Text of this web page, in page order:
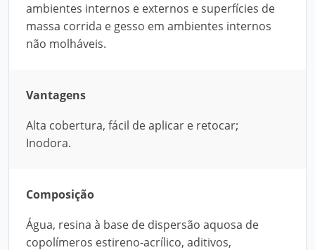
ambientes internos e externos e superfícies de
massa corrida e gesso em ambientes internos
não molháveis.
Vantagens
Alta cobertura, fácil de aplicar e retocar;
Inodora.
Composição
Água, resina à base de dispersão aquosa de
copolímeros estireno-acrílico, aditivos,